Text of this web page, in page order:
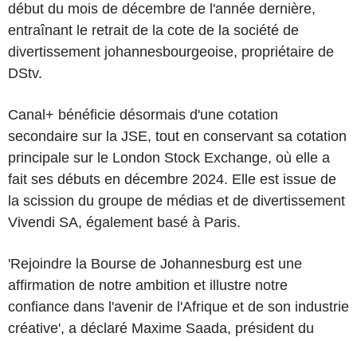
début du mois de décembre de l'année dernière,
entraînant le retrait de la cote de la société de
divertissement johannesbourgeoise, propriétaire de
DStv.
Canal+ bénéficie désormais d'une cotation
secondaire sur la JSE, tout en conservant sa cotation
principale sur le London Stock Exchange, où elle a
fait ses débuts en décembre 2024. Elle est issue de
la scission du groupe de médias et de divertissement
Vivendi SA, également basé à Paris.
'Rejoindre la Bourse de Johannesburg est une
affirmation de notre ambition et illustre notre
confiance dans l'avenir de l'Afrique et de son industrie
créative', a déclaré Maxime Saada, président du